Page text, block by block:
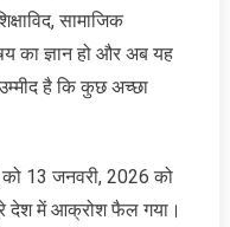
सामाजिक
का ज्ञान हो और अब यह
है कि कुछ अच्छा
13 जनवरी, 2026 को
देश में आक्रोश फैल गया।